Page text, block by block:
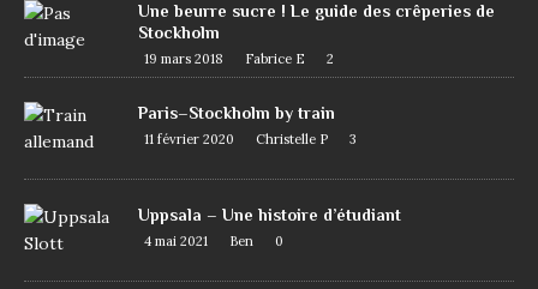
Une beurre sucre ! Le guide des crêperies de
Stockholm
19 mars 2018 Fabrice E 2
Paris–Stockholm by train
11 février 2020 Christelle P 3
Uppsala – Une histoire d’étudiant
4 mai 2021 Ben 0